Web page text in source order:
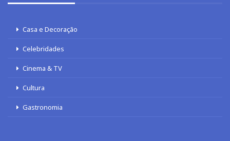
Casa e Decoração
Celebridades
Cinema & TV
Cultura
Gastronomia